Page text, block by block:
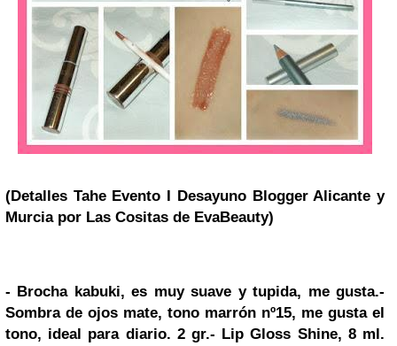
(Detalles Tahe Evento I Desayuno Blogger Alicante y
Murcia por Las Cositas de EvaBeauty)
- Brocha kabuki, es muy suave y tupida, me gusta.-
Sombra de ojos mate, tono marrón nº15, me gusta el
tono, ideal para diario. 2 gr.- Lip Gloss Shine, 8 ml.